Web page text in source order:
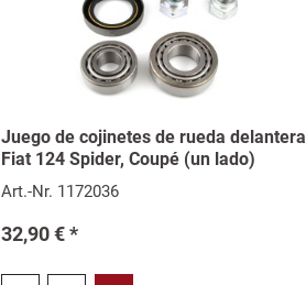
Juego de cojinetes de rueda delantera
Fiat 124 Spider, Coupé (un lado)
Art.-Nr. 1172036
32,90 € *